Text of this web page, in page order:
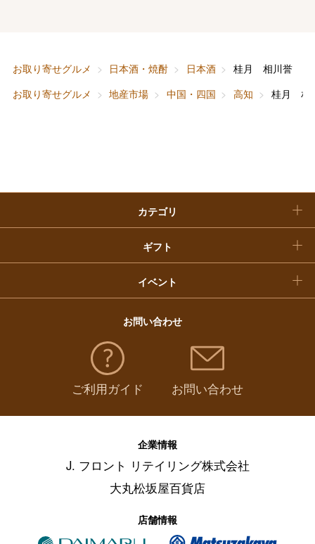
お取り寄せグルメ 日本酒・焼酎 日本酒
桂月 相川誉 山
お取り寄せグルメ
地産市場 中国・四国 高知 桂月 相
カテゴリ
ベビー＆キッズ
ギフト
お香典返し
快気祝い
イベント
敬老の日
福袋
お問い合わせ
ご利用ガイド お問い合わせ
企業情報
J. フロント リテイリング株式会社
大丸松坂屋百貨店
店舗情報